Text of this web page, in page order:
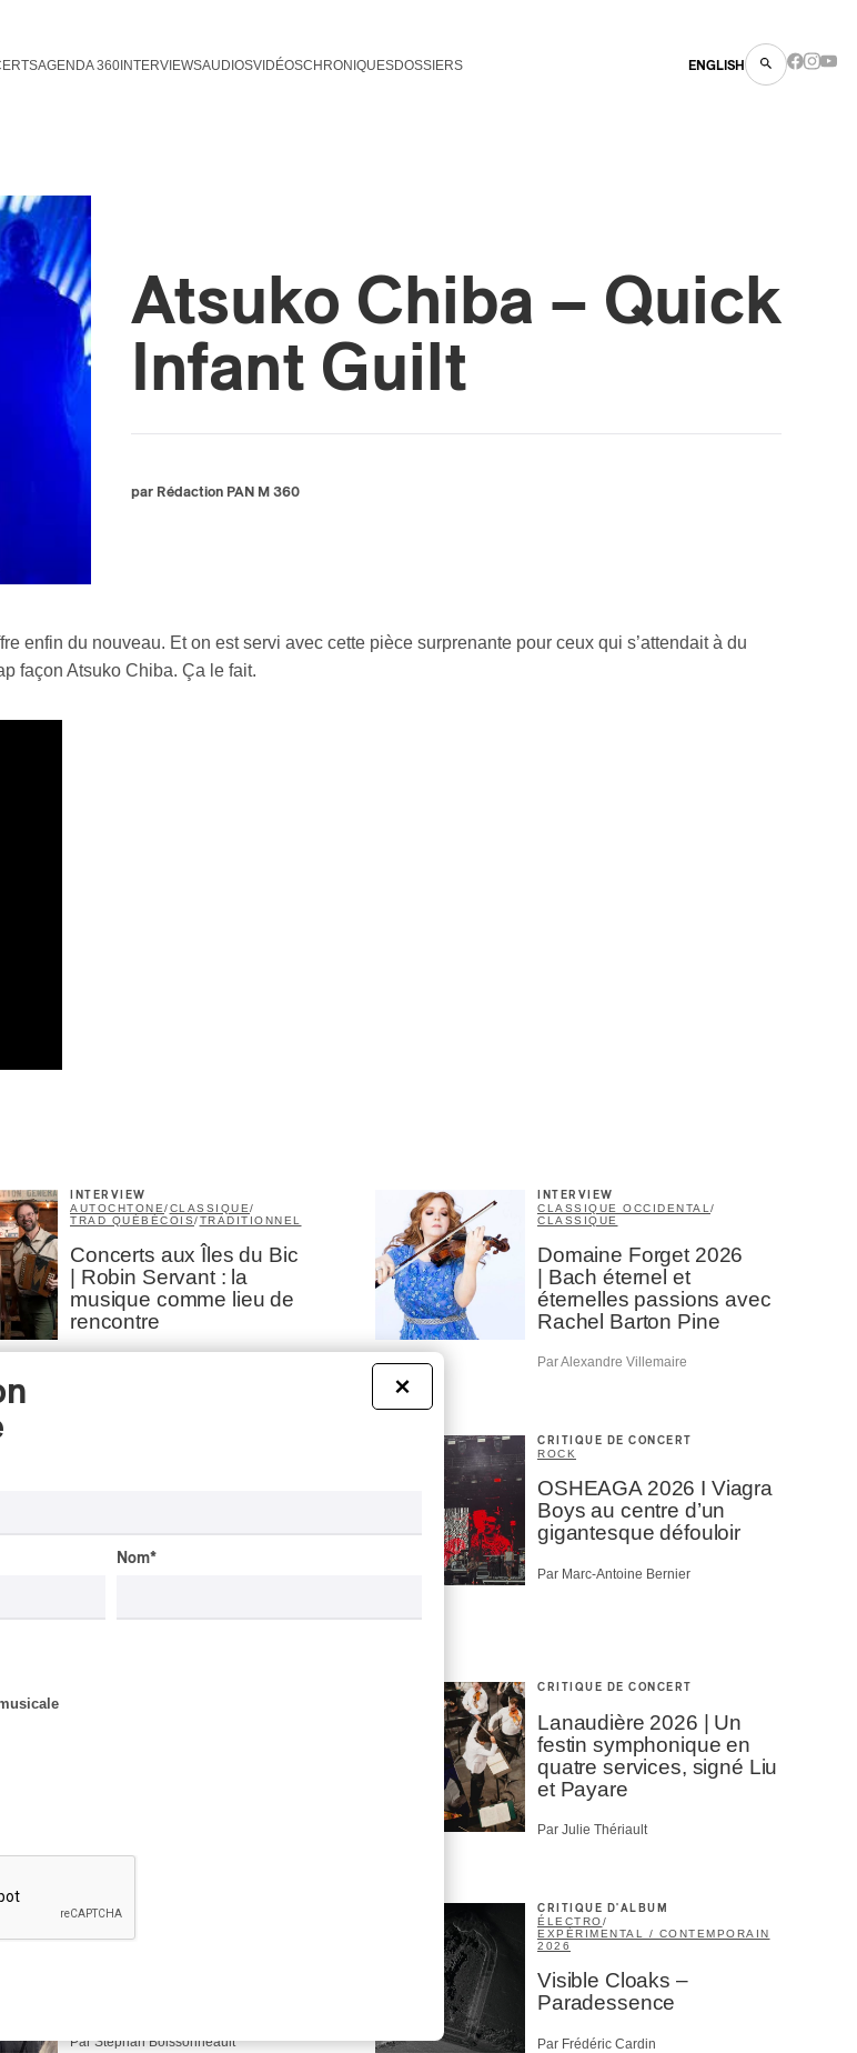
AGENDA 360INTERVIEWSAUDIOSVIDÉOSCHRONIQUESDOSSIERS ENGLISH
Atsuko Chiba – Quick
Infant Guilt
par Rédaction PAN M 360
enfin du nouveau. Et on est servi avec cette pièce surprenante pour ceux qui s’attendait à du
façon Atsuko Chiba. Ça le fait.
INTERVIEW
AUTOCHTONE/CLASSIQUE/
TRAD QUÉBÉCOIS/TRADITIONNEL
Concerts aux Îles du Bic
| Robin Servant : la
musique comme lieu de
rencontre
INTERVIEW
CLASSIQUE OCCIDENTAL /
CLASSIQUE
Domaine Forget 2026
| Bach éternel et
éternelles passions avec
Rachel Barton Pine
Par Alexandre Villemaire
scène de la Forêt
CRITIQUE DE CONCERT
ROCK
OSHEAGA 2026 I Viagra
Boys au centre d’un
gigantesque défouloir
Par Marc-Antoine Bernier
CRITIQUE DE CONCERT
Lanaudière 2026 | Un
festin symphonique en
quatre services, signé Liu
et Payare
Par Julie Thériault
CRITIQUE DE CONCERT
ROCK /POP
Par Stephan Boissonneault
CRITIQUE D'ALBUM
ÉLECTRO/
EXPÉRIMENTAL / CONTEMPORAIN
2026
Visible Cloaks –
Paradessence
Par Frédéric Cardin
×
Nom*